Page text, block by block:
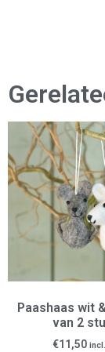
Paashaas wit
van 2
€11,50